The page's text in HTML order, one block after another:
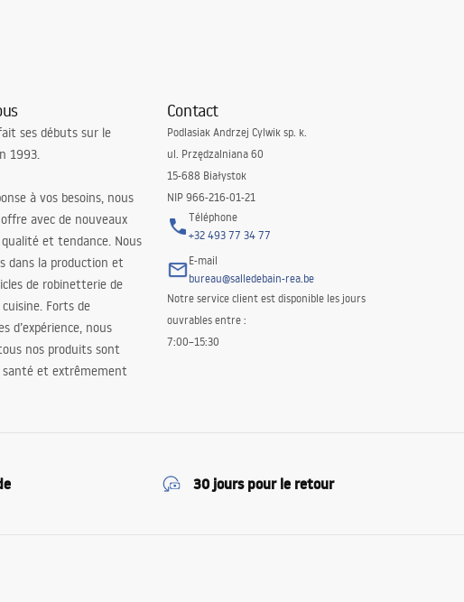
ses débuts sur le
1993.
à vos besoins, nous
avec de nouveaux
et tendance. Nous
dans la production et
de robinetterie de
Forts de
d’expérience, nous
nos produits sont
santé et extrêmement
Contact
Podlasiak Andrzej Cylwik sp. k.
ul. Przędzalniana 60
15-688 Białystok
NIP 966-216-01-21
Téléphone
+32 493 77 34 77
E-mail
bureau@salledebain-rea.be
Notre service client est disponible les jours
ouvrables entre :
7:00–15:30
30 jours pour le retour